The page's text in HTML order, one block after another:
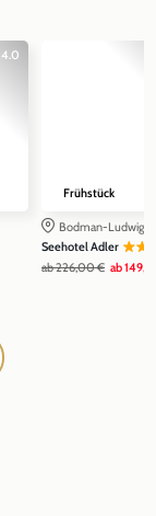
4.0
Frühstück
Bodman-
Seehotel Adler
ab226,00 € ab